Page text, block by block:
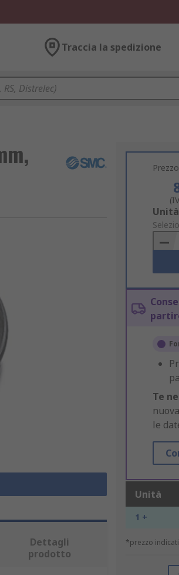
Traccia la spedizione
Add
to
Basket
Unità
Te
le
Unità
1 +
*prezzo
Dettagli
prodotto